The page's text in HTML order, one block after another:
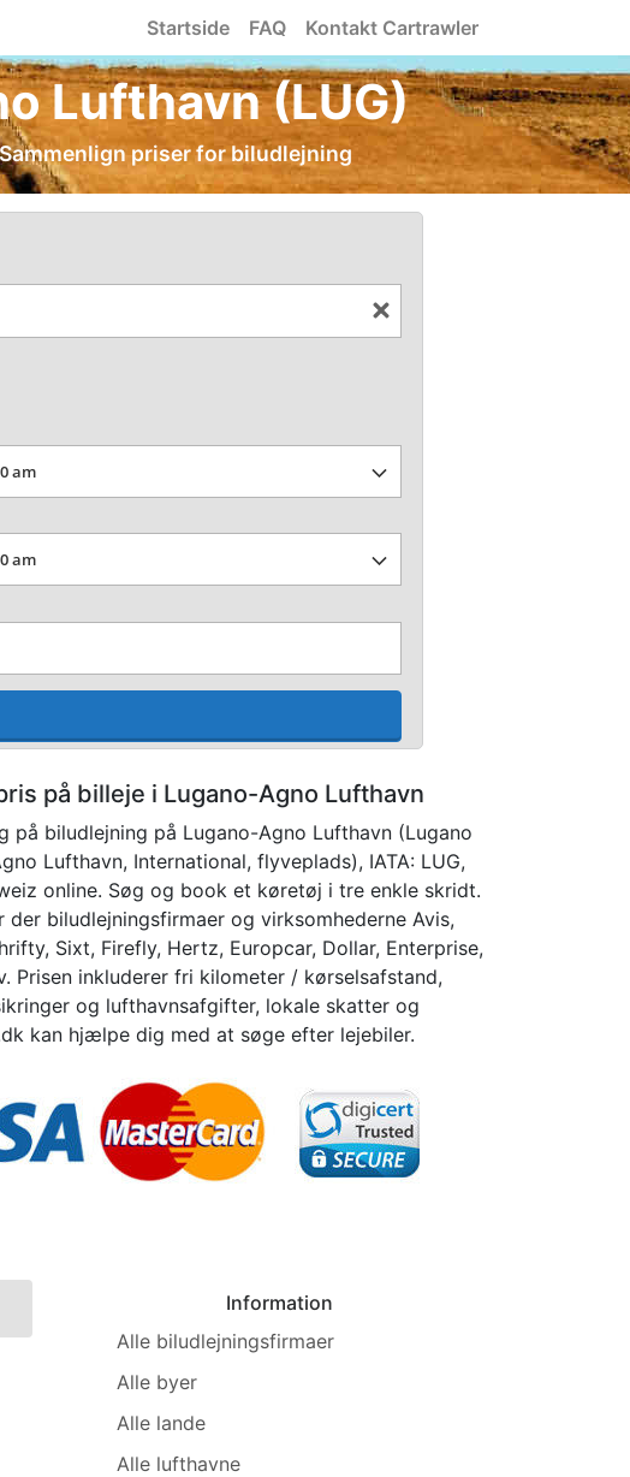
Startside FAQ Kontakt Cartrawler
Lufthavn (LUG)
priser for biludlejning
på billeje i Lugano-Agno Lufthavn
på biludlejning på Lugano-Agno Lufthavn (Lugano
Lufthavn, International, flyveplads), IATA: LUG,
online. Søg og book et køretøj i tre enkle skridt.
biludlejningsfirmaer og virksomhederne Avis,
Sixt, Firefly, Hertz, Europcar, Dollar, Enterprise,
Prisen inkluderer fri kilometer / kørselsafstand,
og lufthavnsafgifter, lokale skatter og
kan hjælpe dig med at søge efter lejebiler.
Information
Alle biludlejningsfirmaer
Alle byer
Alle lande
Alle lufthavne